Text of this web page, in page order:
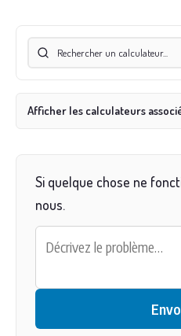
Afficher les calculateurs
Si quelque chose ne
nous.